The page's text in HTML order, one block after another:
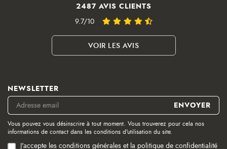
2487 AVIS CLIENTS
9.7/10
VOIR LES AVIS
NEWSLETTER
Vous pouvez vous désinscrire à tout moment. Vous trouverez pour cela nos
informations de contact dans les conditions d'utilisation du site.
J'accepte les conditions générales et la politique de confidentialité